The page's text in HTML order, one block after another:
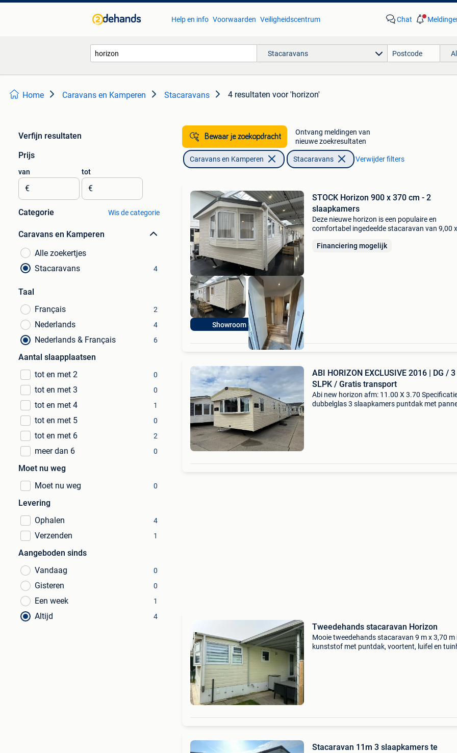
Help en info Voorwaarden Veiligheidscentrum Chat
Stacaravans
Home Caravans en Kamperen Stacaravans 4 resultaten voor 'horizon'
Verfijn resultaten
Prijs
van
€
tot
€
Categorie Wis de categorie
Caravans en Kamperen
Alle zoekertjes
Stacaravans
4
Taal
Français
2
Nederlands 4
Nederlands & Français 6
Aantal slaapplaatsen
tot en met 2
0
tot en met 3 0
tot en met 4 1
tot en met 5 0
tot en met 6 2
meer dan 6 0
Moet nu weg
Moet nu weg
0
Levering
Ophalen
4
Verzenden 1
Aangeboden sinds
Vandaag
0
Gisteren 0
Een week 1
Altijd 4
Bewaar je zoekopdracht
Ontvang meldingen van
nieuwe zoekresultaten
Caravans en Kamperen Stacaravans Verwijder filters
Showroom open 7op7
STOCK Horizon 900 x 370 cm - 2
slaapkamers
Deze nieuwe horizon is een populaire en
comfortabel ingedeelde stacaravan van 9,00
dankzij het sterke ontwerp, de tijdloze kleuren
Financiering mogelijk
ABI HORIZON EXCLUSIVE 2016 | DG / 3
SLPK / Gratis transport
Abi new horizon afm: 11.00 X 3.70
dubbelglas 3 slaapkamers puntdak met
Tweedehands stacaravan Horizon
Mooie tweedehands stacaravan 9 m x 3,70 m
kunststof met puntdak, voortent, luifel en
Stacaravan 11m 3 slaapkamers te